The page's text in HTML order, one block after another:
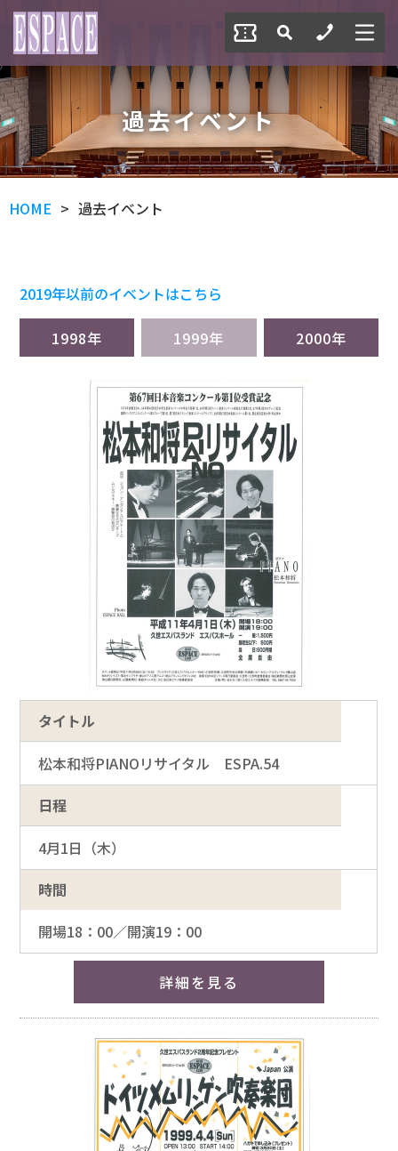
過去イベント
HOME 過去イベント
2019年以前のイベントはこちら
1998年 1999年 2000年
タイトル
松本和将PIANOリサイタル ESPA.54
日程
4月1日（木）
時間
開場18：00／開演19：00
詳細を見る